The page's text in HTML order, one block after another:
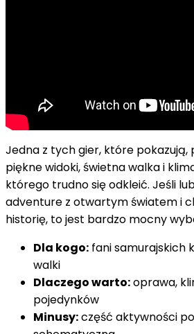
Jedna z tych gier, które pokazują,
piękne widoki, świetna walka i
którego trudno się odkleić. Jeśli
adventure z otwartym światem i
historię, to jest bardzo mocny
Dla kogo: fani samurajskich
walki
Dlaczego warto:oprawa,
pojedynków
Minusy:część aktywności